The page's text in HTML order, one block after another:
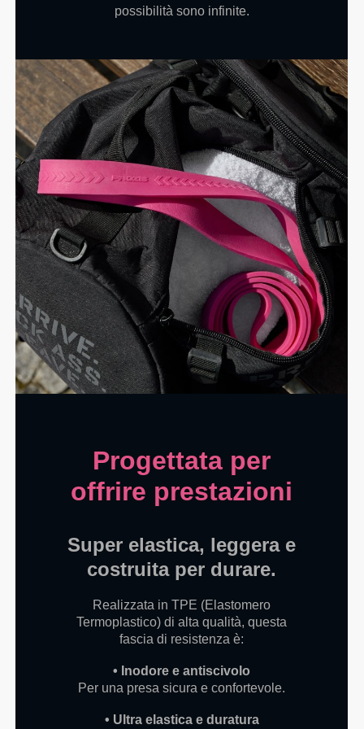
possibilità sono infinite.
Progettata per
offrire prestazioni
Super elastica, leggera e
costruita per durare.
Realizzata in TPE (Elastomero
Termoplastico) di alta qualità, questa
fascia di resistenza è:
• Inodore e antiscivolo
Per una presa sicura e confortevole.
• Ultra elastica e duratura